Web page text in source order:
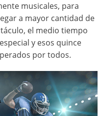
musicales, para
a mayor cantidad de
el medio tiempo
y esos quince
por todos.